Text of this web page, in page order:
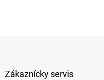
Zákaznícky servis